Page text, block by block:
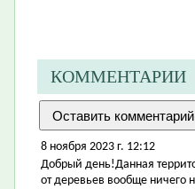
КОММЕНТАРИИ
8 ноября 2023 г. 12:12
Добрый день!Данная
от деревьев вообще ничего